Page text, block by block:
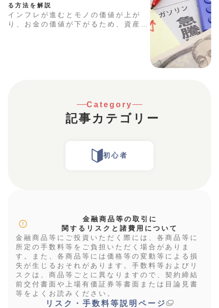
る方法を解説
インフレが進むとモノの価値が上が
り、お金の価値が下がるため、資産の
Category
記事カテゴリー
初心者
金融商品等の取引に
関するリスクと諸費用について
金融商品等にご投資いただく際には、各商品等に
所定の手数料等をご負担いただく場合がありま
す。また、各商品等には価格等の変動等による損
失が生じるおそれがあります。手数料等およびリ
スクは、商品等ごとに異なりますので、契約締結
前交付書面や上場有価証券等書面または目論見書
等をよくお読みください。
リスク・手数料等説明ページ